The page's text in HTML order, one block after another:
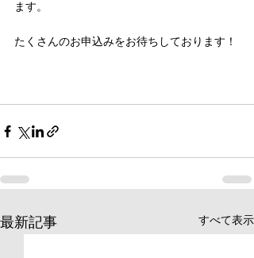
ます。
たくさんのお申込みをお待ちしております！
最新記事 すべて表示